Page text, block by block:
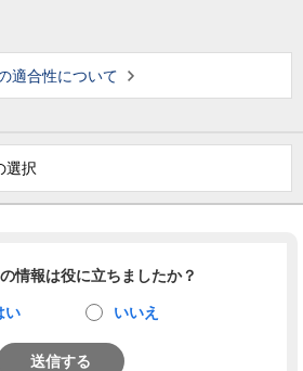
適合性について
選択
情報は役に立ちましたか？
い いいえ
送信する